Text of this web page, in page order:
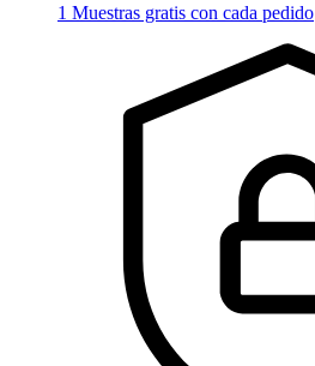
1 Muestras gratis con cada pedido